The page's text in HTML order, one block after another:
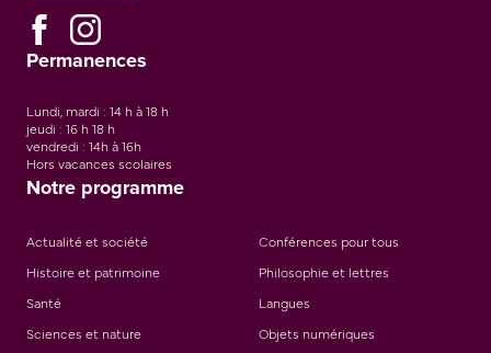
Permanences
Lundi, mardi : 14 h à 18 h
jeudi : 16 h 18 h
vendredi : 14h à 16h
Hors vacances scolaires
Notre programme
Actualité et société
Conférences pour tous
Histoire et patrimoine
Philosophie et lettres
Santé
Langues
Sciences et nature
Objets numériques